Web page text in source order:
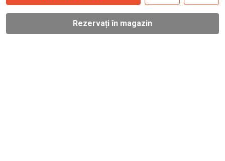
Rezervați în magazin